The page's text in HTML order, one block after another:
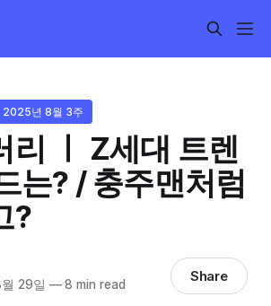
2025년 8월 3주
리 ㅣ Z세대 트렌
는? / 충주맨처럼
?
29일 —8 min read Share